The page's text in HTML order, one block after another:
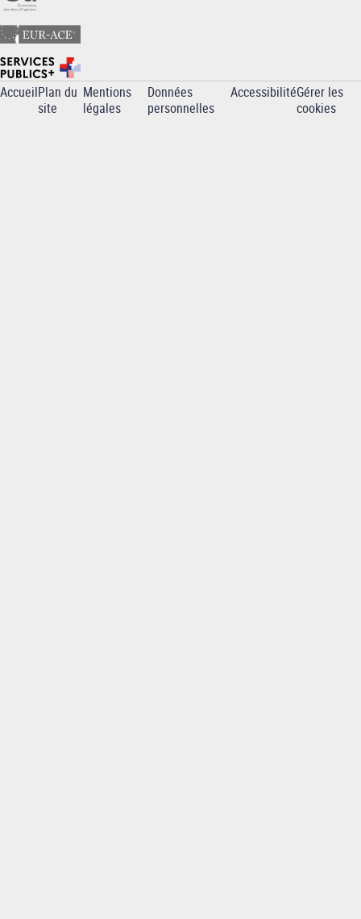
AccueilPlan du
site
Mentions
légales
Données
personnelles
AccessibilitéGérer les
cookies